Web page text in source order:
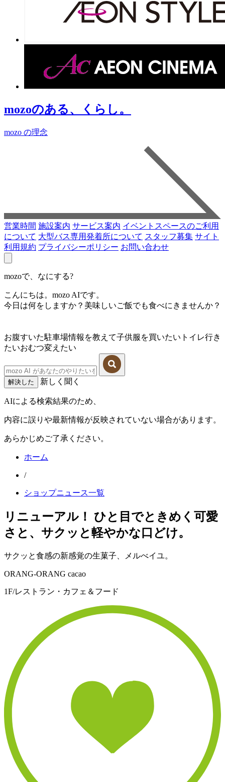
mozoのある、くらし。
mozo の理念
営業時間 施設案内 サービス案内 イベントスペースのご利用
について 大型バス専用発着所について スタッフ募集 サイト
利用規約 プライバシーポリシー お問い合わせ
mozoで、なにする?
こんにちは。mozo AIです。
今日は何をしますか？美味しいご飯でも食べにきませんか？
お腹すいた駐車場情報を教えて子供服を買いたい トイレ行き
たいおむつ変えたい
解決した 新しく聞く
AIによる検索結果のため、
内容に誤りや最新情報が反映されていない場合があります。
あらかじめご了承ください。
ホーム
/
ショップニュース一覧
リニューアル！ ひと目でときめく可愛
さと、サクッと軽やかな口どけ。
サクッと食感の新感覚の生菓子、メルべイユ。
ORANG-ORANG cacao
1F/レストラン・カフェ＆フード